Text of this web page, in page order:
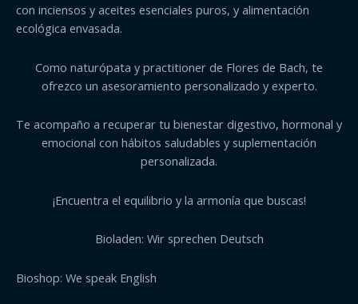
con inciensos y aceites esenciales puros, y alimentación
ecológica envasada.
Como naturópata y practitioner de Flores de Bach, te
ofrezco un asesoramiento personalizado y experto.
Te acompaño a recuperar tu bienestar digestivo, hormonal y
emocional con hábitos saludables y suplementación
personalizada.
¡Encuentra el equilibrio y la armonía que buscas!
Bioladen: Wir sprechen Deutsch
Bioshop: We speak English